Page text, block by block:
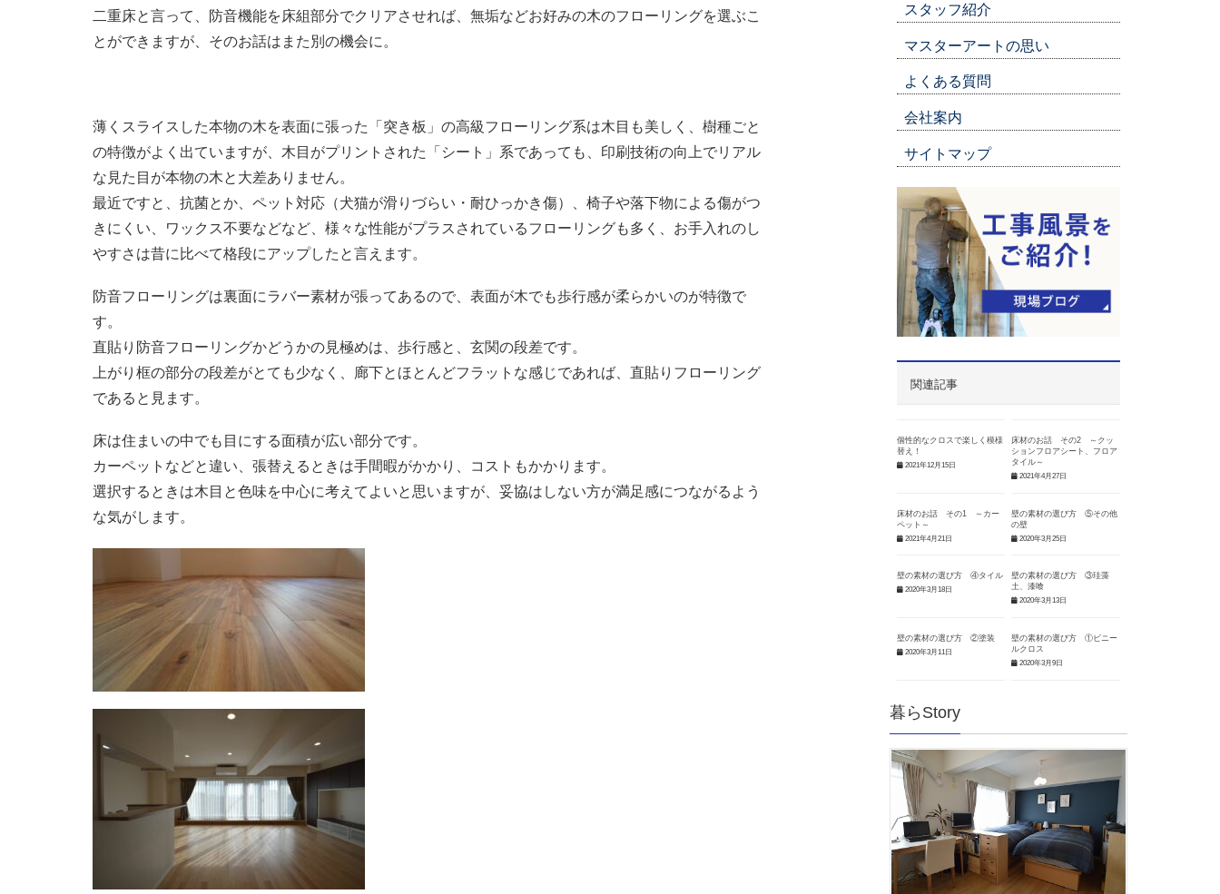
二重床と言って、防音機能を床組部分でクリアさせれば、無垢などお好みの木のフローリングを選ぶこ
とができますが、そのお話はまた別の機会に。
薄くスライスした本物の木を表面に張った「突き板」の高級フローリング系は木目も美しく、樹種ごと
の特徴がよく出ていますが、木目がプリントされた「シート」系であっても、印刷技術の向上でリアル
な見た目が本物の木と大差ありません。
最近ですと、抗菌とか、ペット対応（犬猫が滑りづらい・耐ひっかき傷）、椅子や落下物による傷がつ
きにくい、ワックス不要などなど、様々な性能がプラスされているフローリングも多く、お手入れのし
やすさは昔に比べて格段にアップしたと言えます。
防音フローリングは裏面にラバー素材が張ってあるので、表面が木でも歩行感が柔らかいのが特徴で
す。
直貼り防音フローリングかどうかの見極めは、歩行感と、玄関の段差です。
上がり框の部分の段差がとても少なく、廊下とほとんどフラットな感じであれば、直貼りフローリング
であると見ます。
床は住まいの中でも目にする面積が広い部分です。
カーペットなどと違い、張替えるときは手間暇がかかり、コストもかかります。
選択するときは木目と色味を中心に考えてよいと思いますが、妥協はしない方が満足感につながるよう
な気がします。
スタッフ紹介
マスターアートの思い
よくある質問
会社案内
サイトマップ
関連記事
個性的なクロスで楽しく模様
替え！
2021年12月15日
床材のお話 その2 ～クッ
ションフロアシート、フロア
タイル～
2021年4月27日
床材のお話 その1 ～カー
ペット～
2021年4月21日
壁の素材の選び方 ⑤その他
の壁
2020年3月25日
壁の素材の選び方 ④タイル
2020年3月18日
壁の素材の選び方 ③珪藻
土、漆喰
2020年3月13日
壁の素材の選び方 ②塗装
2020年3月11日
壁の素材の選び方 ①ビニー
ルクロス
2020年3月9日
暮らStory